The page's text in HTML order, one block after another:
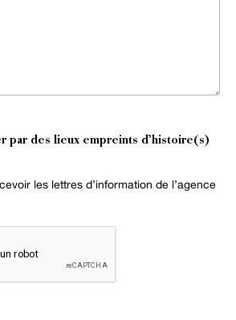
par des lieux empreints d’histoire(s)
les lettres d’information de l’agence